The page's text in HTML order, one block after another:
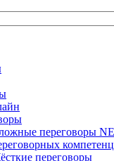
переговоры
переговоры